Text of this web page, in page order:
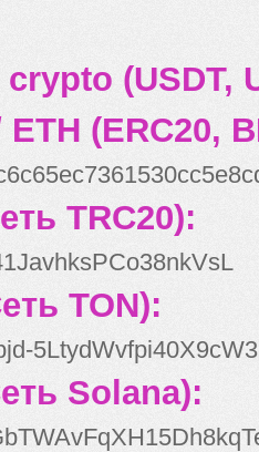
(USDT,
ETH (ERC20,
TRC20):
TON):
Solana):